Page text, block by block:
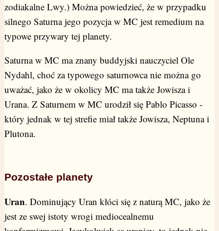
zodiakalne Lwy.) Można powiedzieć, że w przypadku
silnego Saturna jego pozycja w MC jest remedium na
typowe przywary tej planety.
Saturna w MC ma znany buddyjski nauczyciel Ole
Nydahl, choć za typowego saturnowca nie można go
uważać, jako że w okolicy MC ma także Jowisza i
Urana. Z Saturnem w MC urodził się Pablo Picasso -
który jednak w tej strefie miał także Jowisza, Neptuna i
Plutona.
Pozostałe planety
Uran. Dominujący Uran kłóci się z naturą MC, jako że
jest ze swej istoty wrogi mediocealnemu